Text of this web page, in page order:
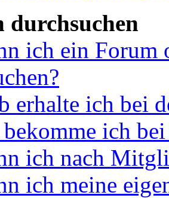
durchsuchen
ich ein Forum
erhalte ich bei
ich
ich nach
ich meine